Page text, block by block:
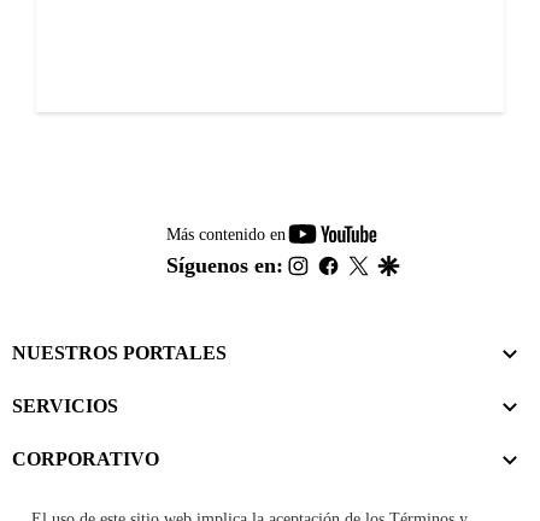
Más contenido en
youtube-
footer
Síguenos en: instagram
facebook
twitter
NUESTROS PORTALES
SERVICIOS
CORPORATIVO